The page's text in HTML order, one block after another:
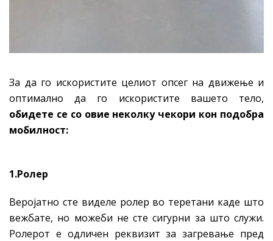
За да го искористите целиот опсег на движење и
оптимално да го искористите вашето тело,
обидете се со овие неколку чекори кон подобра
мобилност:
1.Ролер
Веројатно сте виделе ролер во теретани каде што
вежбате, но можеби не сте сигурни за што служи.
Ролерот е одличен реквизит за загревање пред